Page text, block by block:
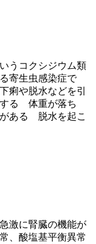
うコクシジウム類
寄生虫感染症で
痢や脱水などを引
る 体重が落ち
ある 脱水を起こ
激に腎臓の機能が
、酸塩基平衡異常